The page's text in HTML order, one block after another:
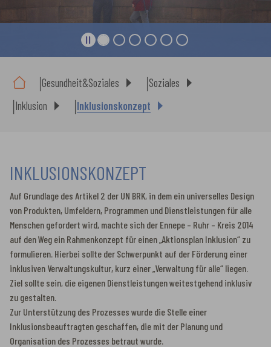
Gesundheit&Soziales
Soziales
Inklusion
Inklusionskonzept
INKLUSIONSKONZEPT
Auf Grundlage des Artikel 2 der UN BRK, in dem ein universelles Design
von Produkten, Umfeldern, Programmen und Dienstleistungen für alle
Menschen gefordert wird, machte sich der Ennepe – Ruhr – Kreis 2014
auf den Weg ein Rahmenkonzept für einen „Aktionsplan Inklusion“ zu
formulieren. Hierbei sollte der Schwerpunkt auf der Förderung einer
inklusiven Verwaltungskultur, kurz einer „Verwaltung für alle“ liegen.
Ziel sollte sein, die eigenen Dienstleistungen weitestgehend inklusiv
zu gestalten.
Zur Unterstützung des Prozesses wurde die Stelle einer
Inklusionsbeauftragten geschaffen, die mit der Planung und
Organisation des Prozesses betraut wurde.